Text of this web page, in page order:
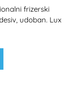
frizerski
udoban. Lux